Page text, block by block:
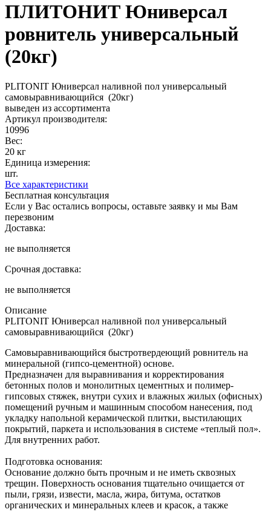
ПЛИТОНИТ Юниверсал
ровнитель универсальный
(20кг)
PLITONIT Юниверсал наливной пол универсальный
самовыравнивающийся (20кг)
выведен из ассортимента
Артикул производителя:
10996
Вес:
20 кг
Единица измерения:
шт.
Все характеристики
Бесплатная консультация
Если у Вас остались вопросы, оставьте заявку и мы Вам
перезвоним
Доставка:
не выполняется
Срочная доставка:
не выполняется
Описание
PLITONIT Юниверсал наливной пол универсальный
самовыравнивающийся (20кг)
Самовыравнивающийся быстротвердеющий ровнитель на
минеральной (гипсо-цементной) основе.
Предназначен для выравнивания и корректирования
бетонных полов и монолитных цементных и полимер-
гипсовых стяжек, внутри сухих и влажных жилых (офисных)
помещений ручным и машинным способом нанесения, под
укладку напольной керамической плитки, выстилающих
покрытий, паркета и использования в системе «теплый пол».
Для внутренних работ.
Подготовка основания:
Основание должно быть прочным и не иметь сквозных
трещин. Поверхность основания тщательно очищается от
пыли, грязи, извести, масла, жира, битума, остатков
органических и минеральных клеев и красок, а также